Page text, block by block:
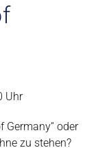
Uhr
Germany“ oder
zu stehen?